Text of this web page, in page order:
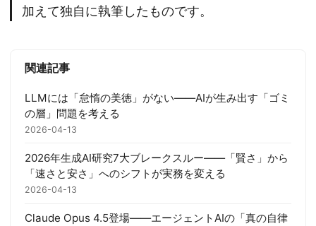
加えて独自に執筆したものです。
関連記事
LLMには「怠惰の美徳」がない——AIが生み出す「ゴミ
の層」問題を考える
2026-04-13
2026年生成AI研究7大ブレークスルー——「賢さ」から
「速さと安さ」へのシフトが実務を変える
2026-04-13
Claude Opus 4.5登場——エージェントAIの「真の自律